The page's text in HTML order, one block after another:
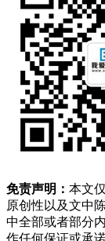
免责声明： 本文
原创性以及文中
中全部或者部分
作任何保证或承